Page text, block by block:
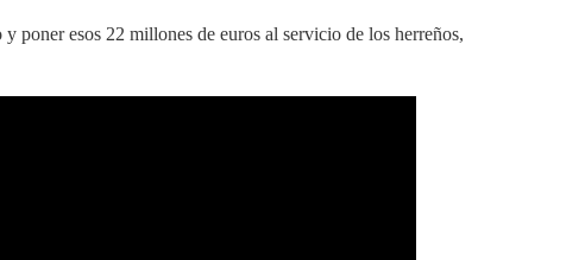
poner esos 22 millones de euros al servicio de los herreños,